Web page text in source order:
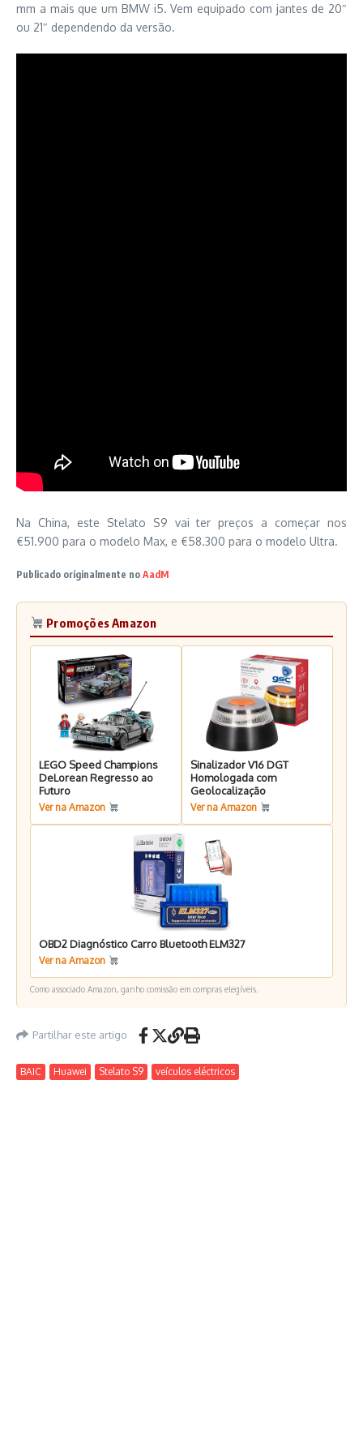
mm a mais que um BMW i5. Vem equipado com jantes de 20″
ou 21″ dependendo da versão.
Na China, este Stelato S9 vai ter preços a começar nos
€51.900 para o modelo Max, e €58.300 para o modelo Ultra.
Publicado originalmente no AadM
Promoções Amazon
LEGO Speed Champions
DeLorean Regresso ao
Futuro
Ver na Amazon
Sinalizador V16 DGT
Homologada com
Geolocalização
Ver na Amazon
OBD2 Diagnóstico Carro Bluetooth ELM327
Ver na Amazon
Como associado Amazon, ganho comissão em compras elegíveis.
Partilhar este artigo
BAIC Huawei Stelato S9 veículos eléctricos